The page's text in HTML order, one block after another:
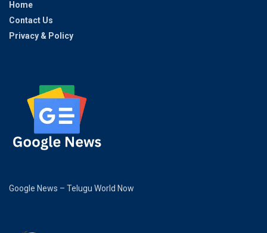
Home
Contact Us
Privacy & Policy
Google News – Telugu World Now